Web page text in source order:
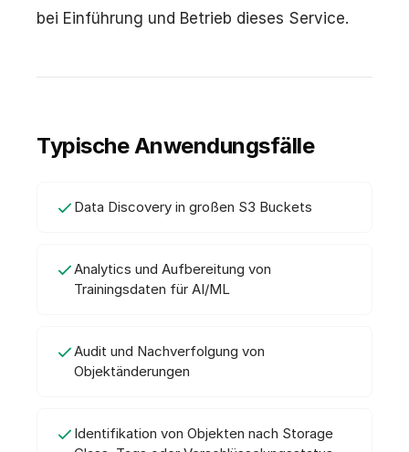
bei Einführung und Betrieb dieses Service.
Typische Anwendungsfälle
Data Discovery in großen S3 Buckets
Analytics und Aufbereitung von
Trainingsdaten für AI/ML
Audit und Nachverfolgung von
Objektänderungen
Identifikation von Objekten nach Storage